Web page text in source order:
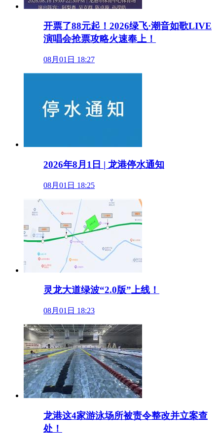
开票了88元起！2026绿飞·潮音如歌LIVE
演唱会抢票攻略火速奉上！
08月01日 18:27
2026年8月1日 | 龙港停水通知
08月01日 18:25
灵龙大道绿波“2.0版”上线！
08月01日 18:23
龙港这4家游泳场所被责令整改并立案查
处！